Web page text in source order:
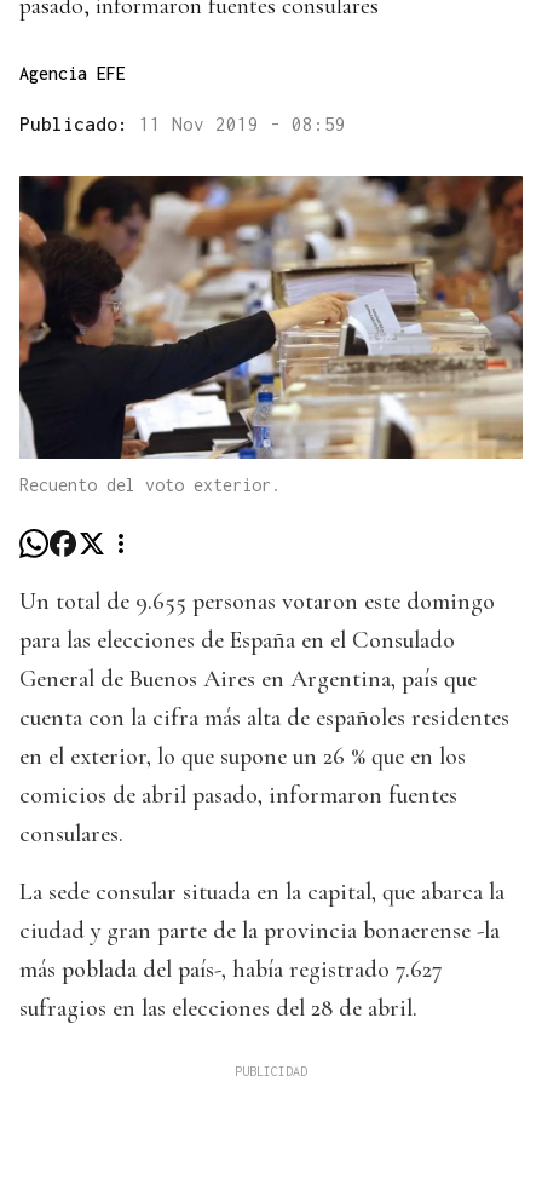
pasado, informaron fuentes consulares
Agencia EFE
Publicado: 11 Nov 2019 - 08:59
Recuento del voto exterior.
Un total de 9.655 personas votaron este domingo
para las elecciones de España en el Consulado
General de Buenos Aires en Argentina, país que
cuenta con la cifra más alta de españoles residentes
en el exterior, lo que supone un 26 % que en los
comicios de abril pasado, informaron fuentes
consulares.
La sede consular situada en la capital, que abarca la
ciudad y gran parte de la provincia bonaerense -la
más poblada del país-, había registrado 7.627
sufragios en las elecciones del 28 de abril.